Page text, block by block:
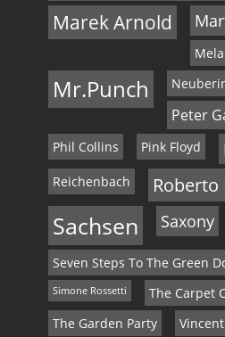
Marek Arnold
Mr.Punch
Peter
Phil Collins Pink Floyd
Reichenbach Roberto
Sachsen Saxony
Seven Steps To The Green
Simone Rossetti
The Carpet
The Garden Party